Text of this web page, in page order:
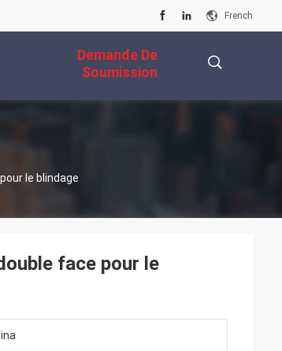
French
Demande De
Soumission
le blindage
face pour le